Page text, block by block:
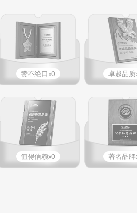
赞不绝口x0 卓越品质
值得信赖x0 著名品牌